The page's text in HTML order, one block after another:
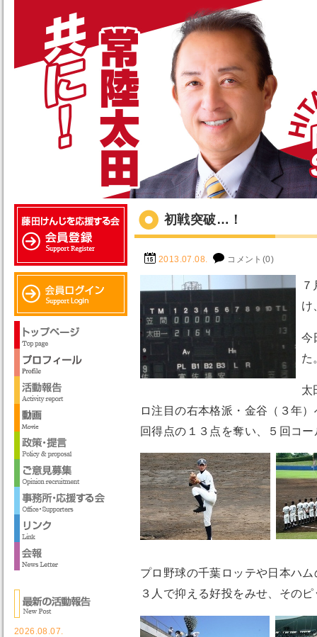
初戦突破…！
2013.07.08. コメント(0)
け
今
た
太
ロ注目の右本格派・金谷（３年
回得点の１３点を奪い、５回コ
プロ野球の千葉ロッテや日本ハ
３人で抑える好投をみせ、その
2026.08.07.